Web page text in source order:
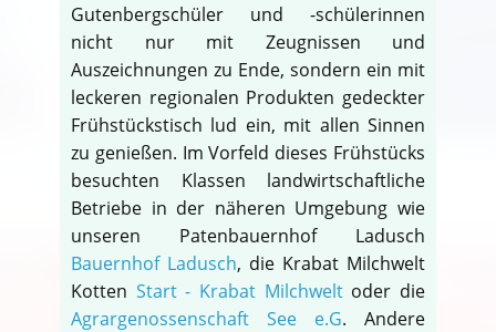
Gutenbergschüler und -schülerinnen
nicht nur mit Zeugnissen und
Auszeichnungen zu Ende, sondern ein mit
leckeren regionalen Produkten gedeckter
Frühstückstisch lud ein, mit allen Sinnen
zu genießen. Im Vorfeld dieses Frühstücks
besuchten Klassen landwirtschaftliche
Betriebe in der näheren Umgebung wie
unseren Patenbauernhof Ladusch
Bauernhof Ladusch, die Krabat Milchwelt
Kotten Start - Krabat Milchweltoder die
Agrargenossenschaft See e.G. Andere